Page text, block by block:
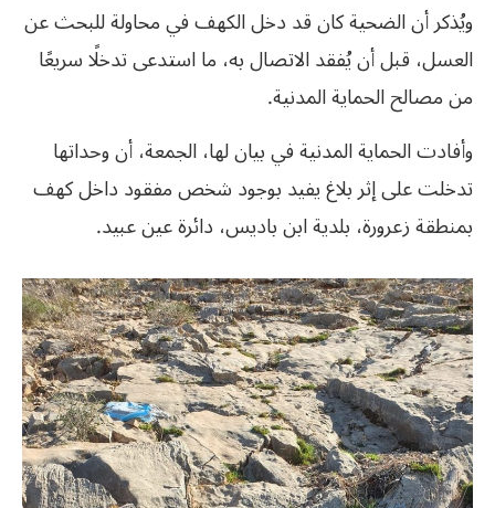
ويُذكر أن الضحية كان قد دخل الكهف في محاولة للبحث عن
العسل، قبل أن يُفقد الاتصال به، ما استدعى تدخلًا سريعًا
من مصالح الحماية المدنية.
وأفادت الحماية المدنية في بيان لها، الجمعة، أن وحداتها
تدخلت على إثر بلاغ يفيد بوجود شخص مفقود داخل كهف
بمنطقة زعرورة، بلدية ابن باديس، دائرة عين عبيد.